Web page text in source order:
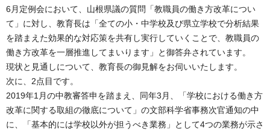
6月定例会において、山根県議の質問「教職員の働き方改革につい
て」に対し、教育長は「全ての小・中学校及び県立学校で分析結果
を踏まえた効果的な対応策を共有し実行していくことで、教職員の
働き方改革を一層推進してまいります」と御答弁されています。
現状と見通しについて、教育長の御見解をお伺いいたします。
次に、2点目です。
2019年1月の中教審答申を踏まえ、同年3月、「学校における働き方
改革に関する取組の徹底について」の文部科学省事務次官通知の中
に、「基本的には学校以外が担うべき業務」として4つの業務が示さ